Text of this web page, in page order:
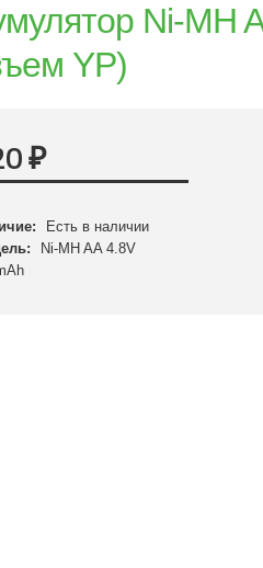
Ni-MH
YP)
₽
Есть в наличии
Ni-MH AA 4.8V